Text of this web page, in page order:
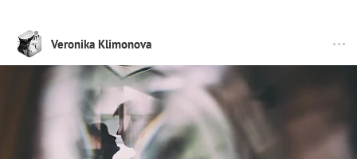
Veronika Klimonova